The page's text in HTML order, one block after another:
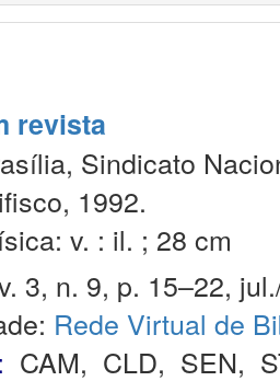
revista
Sindicato
1992.
v. : il. ; 28 cm
3, n. 9, p. 15–22,
Rede Virtual de
CAM, CLD, SEN,